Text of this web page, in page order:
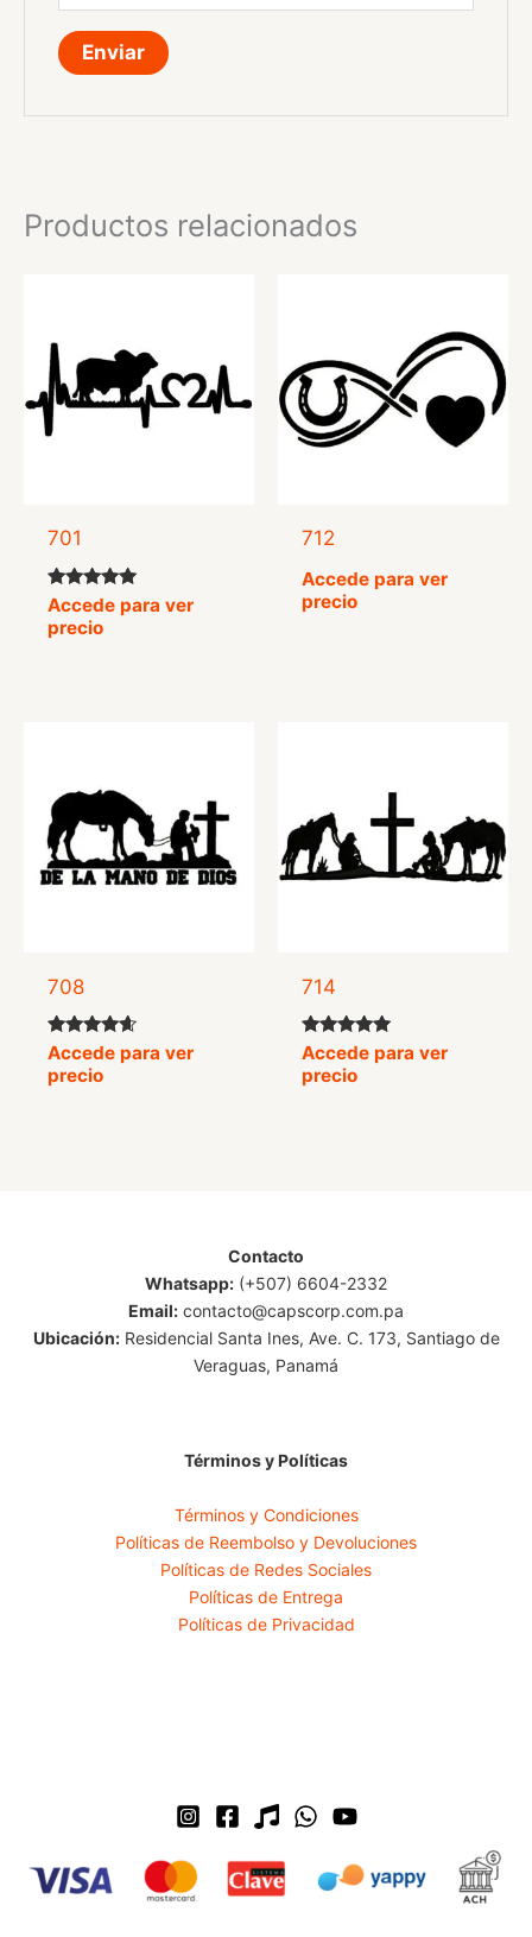
Productos relacionados
701
Valorado
con
5.00
Accede para ver
precio
712
Accede para ver
precio
708
Valorado
con
4.42
Accede para ver
precio
714
Valorado
con
5.00
Accede para ver
precio
Contacto
Whatsapp: (+507) 6604-2332
Email: contacto@capscorp.com.pa
Ubicación:Residencial Santa Ines, Ave. C. 173, Santiago de
Veraguas, Panamá
Términos y Políticas
Términos y Condiciones
Políticas de Reembolso y Devoluciones
Políticas de Redes Sociales
Políticas de Entrega
Políticas de Privacidad